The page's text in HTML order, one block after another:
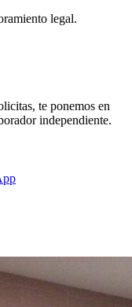
legal.
te ponemos en
independiente.